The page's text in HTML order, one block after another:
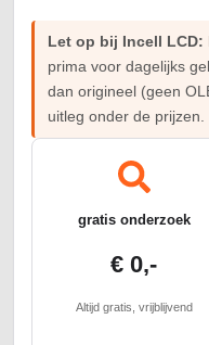
Let op bij Incell LCD:
prima voor dagelijks
dan origineel (geen
uitleg onder de prijzen.
gratis onderzoek
€ 0,-
Altijd gratis, vrijblijvend